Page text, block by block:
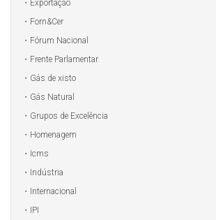
Exportação
Forn&Cer
Fórum Nacional
Frente Parlamentar
Gás de xisto
Gás Natural
Grupos de Excelência
Homenagem
Icms
Indústria
Internacional
IPI